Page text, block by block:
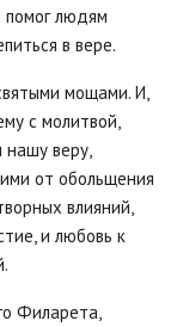
людям
в вере.
мощами. И,
с молитвой,
нашу веру,
от обольщения
влияний,
и любовь к
Филарета,